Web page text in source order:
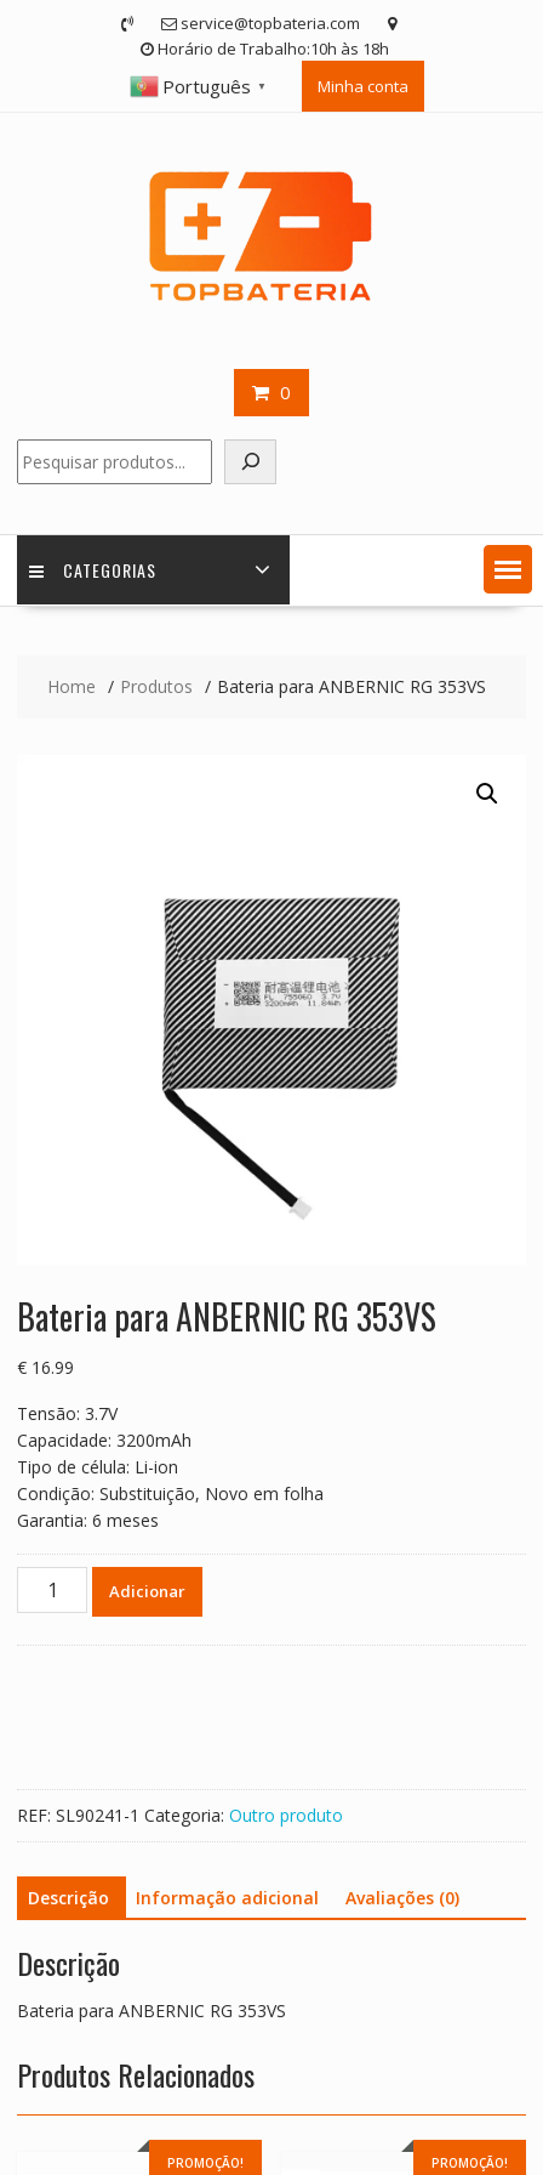
service@topbateria.com
Horário de Trabalho:10h às 18h
Português ▼ Minha conta
0
CATEGORIAS
Home Produtos Bateria para ANBERNIC RG 353VS
Bateria para ANBERNIC RG 353VS
€16.99
Tensão: 3.7V
Capacidade: 3200mAh
Tipo de célula: Li-ion
Condição: Substituição, Novo em folha
Garantia: 6 meses
Quantidade
Adicionar
REF: SL90241-1 Categoria: Outro produto
Descrição Informação adicional Avaliações (0)
Descrição
Bateria para ANBERNIC RG 353VS
Produtos Relacionados
PROMOÇÃO! PROMOÇÃO!